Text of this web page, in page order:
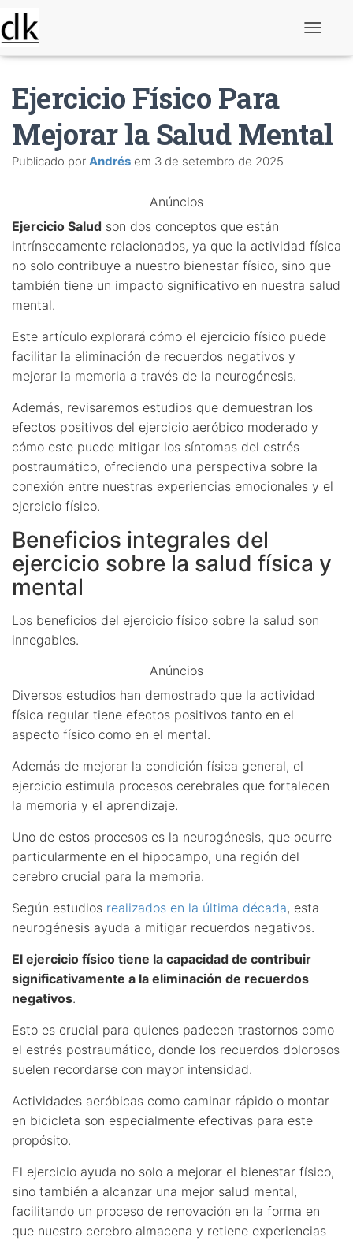
r
n
ã
o
Ejercicio Físico Para
Mejorar la Salud Mental
Publicado por Andrés em 3 de setembro de 2025
Anúncios
Ejercicio Salud son dos conceptos que están
intrínsecamente relacionados, ya que la actividad física
no solo contribuye a nuestro bienestar físico, sino que
también tiene un impacto significativo en nuestra salud
mental.
Este artículo explorará cómo el ejercicio físico puede
facilitar la eliminación de recuerdos negativos y
mejorar la memoria a través de la neurogénesis.
Además, revisaremos estudios que demuestran los
efectos positivos del ejercicio aeróbico moderado y
cómo este puede mitigar los síntomas del estrés
postraumático, ofreciendo una perspectiva sobre la
conexión entre nuestras experiencias emocionales y el
ejercicio físico.
Beneficios integrales del
ejercicio sobre la salud física y
mental
Los beneficios del ejercicio físico sobre la salud son
innegables.
Anúncios
Diversos estudios han demostrado que la actividad
física regular tiene efectos positivos tanto en el
aspecto físico como en el mental.
Además de mejorar la condición física general, el
ejercicio estimula procesos cerebrales que fortalecen
la memoria y el aprendizaje.
Uno de estos procesos es la neurogénesis, que ocurre
particularmente en el hipocampo, una región del
cerebro crucial para la memoria.
Según estudios realizados en la última década, esta
neurogénesis ayuda a mitigar recuerdos negativos.
El ejercicio físico tiene la capacidad de contribuir
significativamente a la eliminación de recuerdos
negativos.
Esto es crucial para quienes padecen trastornos como
el estrés postraumático, donde los recuerdos dolorosos
suelen recordarse con mayor intensidad.
Actividades aeróbicas como caminar rápido o montar
en bicicleta son especialmente efectivas para este
propósito.
El ejercicio ayuda no solo a mejorar el bienestar físico,
sino también a alcanzar una mejor salud mental,
facilitando un proceso de renovación en la forma en
que nuestro cerebro almacena y retiene experiencias